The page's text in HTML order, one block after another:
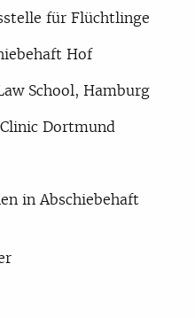
für Flüchtlinge
Hof
School, Hamburg
Dortmund
in Abschiebehaft